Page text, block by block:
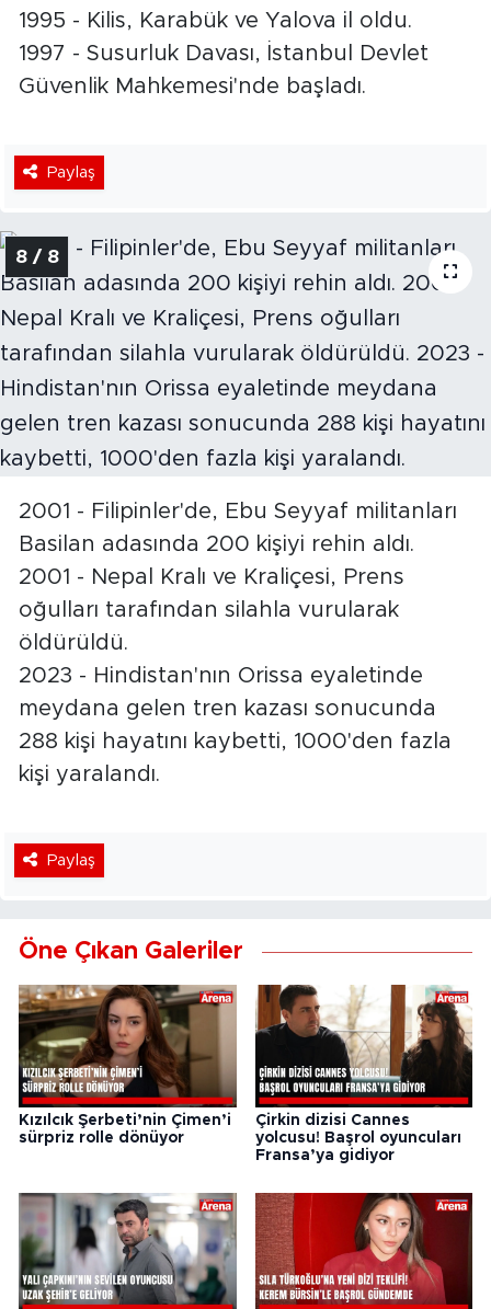
1995 - Kilis, Karabük ve Yalova il oldu.
1997 - Susurluk Davası, İstanbul Devlet
Güvenlik Mahkemesi'nde başladı.
Paylaş
8 / 8
2001 - Filipinler'de, Ebu Seyyaf militanları
Basilan adasında 200 kişiyi rehin aldı.
2001 - Nepal Kralı ve Kraliçesi, Prens
oğulları tarafından silahla vurularak
öldürüldü.
2023 - Hindistan'nın Orissa eyaletinde
meydana gelen tren kazası sonucunda
288 kişi hayatını kaybetti, 1000'den fazla
kişi yaralandı.
Paylaş
Öne Çıkan Galeriler
Kızılcık Şerbeti’nin Çimen’i
sürpriz rolle dönüyor
Çirkin dizisi Cannes
yolcusu! Başrol oyuncuları
Fransa’ya gidiyor